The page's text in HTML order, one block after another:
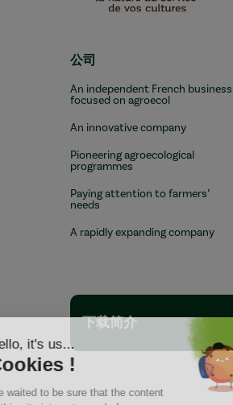
公司
An independent French business
focused on agroecol
An innovative company
Pioneering agroecological
programmes
Paying attention to farmers’
needs
A rapidly expanding company
下载简介